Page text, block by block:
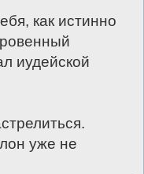
как истинно
иудейской
уже не